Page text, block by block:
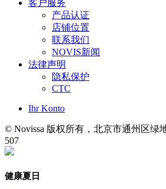
客户服务
产品认证
店铺位置
联系我们
NOVIS新闻
法律声明
隐私保护
CTC
Ihr Konto
© Novissa 版权所有，北京市通州区绿
507
健康夏日